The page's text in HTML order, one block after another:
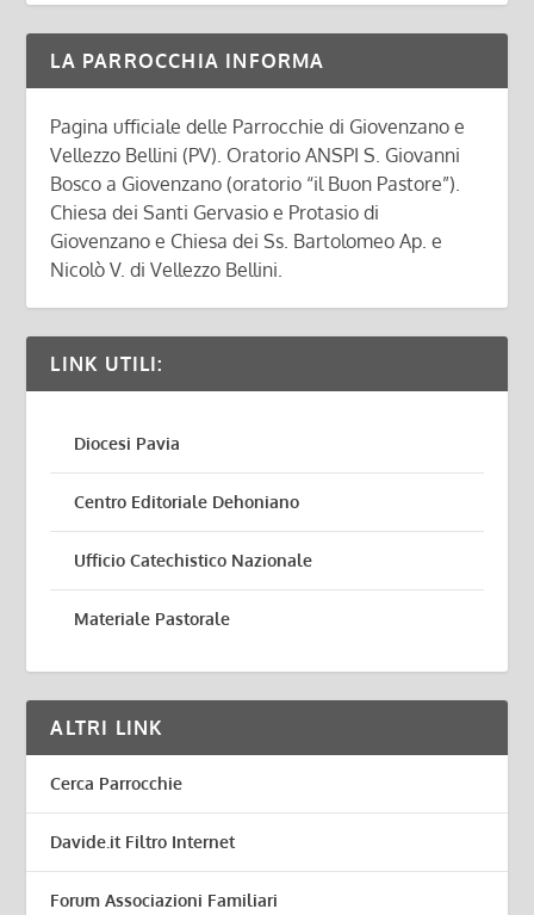
LA PARROCCHIA INFORMA
Pagina ufficiale delle Parrocchie di Giovenzano e
Vellezzo Bellini (PV). Oratorio ANSPI S. Giovanni
Bosco a Giovenzano (oratorio “il Buon Pastore”).
Chiesa dei Santi Gervasio e Protasio di
Giovenzano e Chiesa dei Ss. Bartolomeo Ap. e
Nicolò V. di Vellezzo Bellini.
LINK UTILI:
Diocesi Pavia
Centro Editoriale Dehoniano
Ufficio Catechistico Nazionale
Materiale Pastorale
ALTRI LINK
Cerca Parrocchie
Davide.it Filtro Internet
Forum Associazioni Familiari